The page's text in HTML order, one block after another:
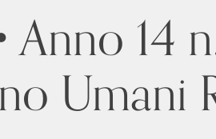
Anno 14
Umani